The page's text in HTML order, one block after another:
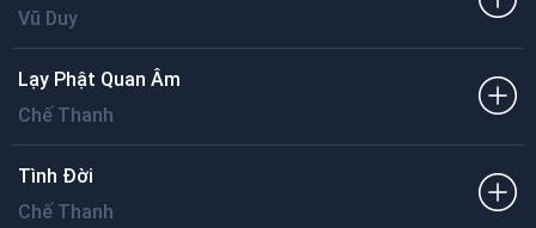
Vũ Duy
Lạy Phật Quan Âm
Chế Thanh
Tình Đời
Chế Thanh